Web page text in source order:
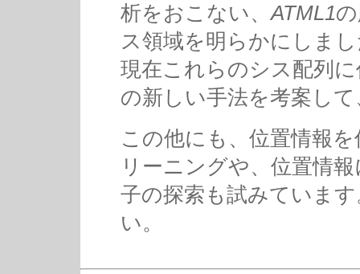
析をおこない、ATML1
ス領域を明らかにしま
現在これらのシス配列
の新しい手法を考案し
この他にも、位置情報
リーニングや、位置情
子の探索も試みていま
い。